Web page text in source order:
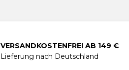
VERSANDKOSTENFREI AB 149 €
Lieferung nach Deutschland